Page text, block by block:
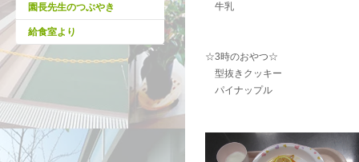
園長先生のつぶやき
給食室より
牛乳
☆3時のおやつ☆
型抜きクッキー
パイナップル